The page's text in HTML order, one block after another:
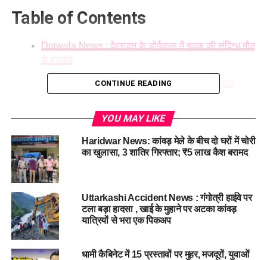
Table of Contents
Doiwala News : देहरादून के डोईवाला में युवक की संदिग्ध मौत
Doiwala में युवक की संदिग्ध परिस्थितियों में मौत
हार्ट अटैक से मौत की जताई जा रही आशंका
Doiwala में युवक की संदिग्ध परिस्थितियों
में मौत
डोईवाला नगर पालिका के मिसर वाला में आज सुबह एकयुवक अचेत
अवस्था में मिला
। जिसके बाद आसपास के लोगों ने इसकी सूचना पुलिस को
दी। सूचना पर डोईवाला पुलिस ने मौके पर पहुंचकर युवक को 108 की
सहायता से अस्पताल पहुंचाया जहां डॉक्टरो ने उसे मृत घोषित कर दिया।
CONTINUE READING
YOU MAY LIKE
Haridwar News: कांवड़ मेले के बीच दो घरों में चोरी
का खुलासा, 3 शातिर गिरफ्तार; ₹5 लाख कैश बरामद
Uttarkashi Accident News : गंगोत्री हाईवे पर
टला बड़ा हादसा , खाई के मुहाने पर अटका कांवड़
यात्रियों से भरा एक पिकअप
धामी कैबिनेट में 15 प्रस्तावों पर मुहर, मजदूरों, युवाओं